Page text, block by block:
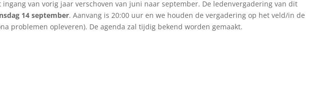
ingang van vorig jaar verschoven van juni naar september. De ledenvergadering van dit
14 september. Aanvang is 20:00 uur en we houden de vergadering op het veld/in de
problemen opleveren). De agenda zal tijdig bekend worden gemaakt.